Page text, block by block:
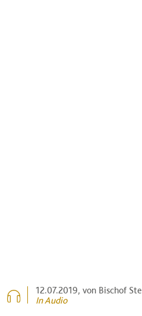
12.07.2019, von Bischof
In Audio